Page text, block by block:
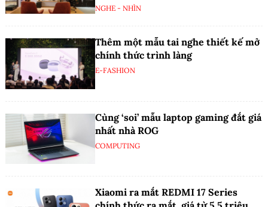
NGHE - NHÌN
Thêm một mẫu tai nghe thiết kế mở
chính thức trình làng
E-FASHION
Cùng ‘soi’ mẫu laptop gaming đắt giá
nhất nhà ROG
COMPUTING
Xiaomi ra mắt REDMI 17 Series